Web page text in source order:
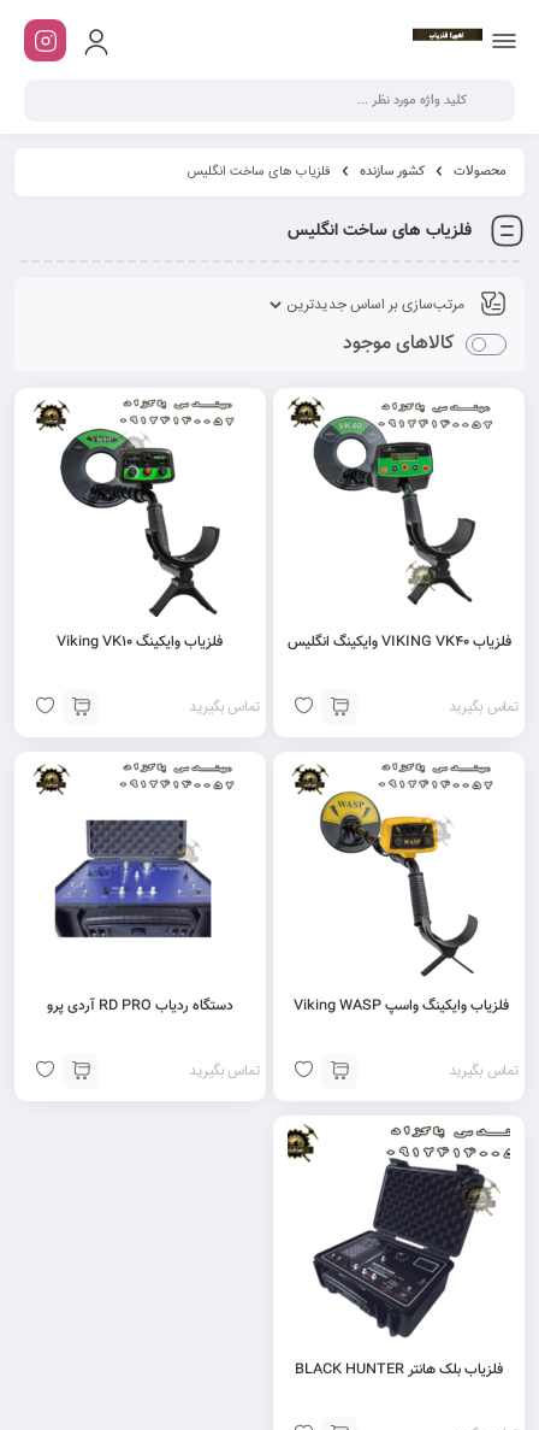
محصولات کشور سازنده فلزیاب های ساخت انگلیس
فلزیاب های ساخت انگلیس
کالاهای موجود
فلزیاب VIKING VK40 وایکینگ انگلیس
تماس بگیرید
فلزیاب وایکینگ Viking VK10
تماس بگیرید
فلزیاب وایکینگ واسپ Viking WASP
تماس بگیرید
دستگاه ردیاب RD PRO آردی پرو
تماس بگیرید
فلزیاب بلک هانتر BLACK HUNTER